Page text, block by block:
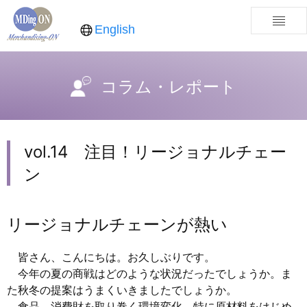
English
コラム・レポート
vol.14 注目！リージョナルチェー
ン
リージョナルチェーンが熱い
皆さん、こんにちは。お久しぶりです。
今年の夏の商戦はどのような状況だったでしょうか。ま
た秋冬の提案はうまくいきましたでしょうか。